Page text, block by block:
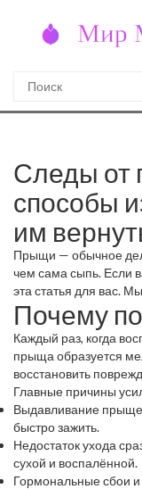
Следы от
способы
им
Прыщи — обычное
чем сама сыпь. Если
эта статья для вас.
какие методы
и сложных процедур.
Почему
Каждый раз, когда
прыща образуется
восстановить
больше меланина,
заживает с
выпуклые шрамы.
Главные причины
Выдавливание
быстро зажить.
Недостаток ухода
сухой и воспалённой.
Гормональные сбои и